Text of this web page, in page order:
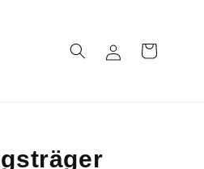
EinloggenWarenkorb